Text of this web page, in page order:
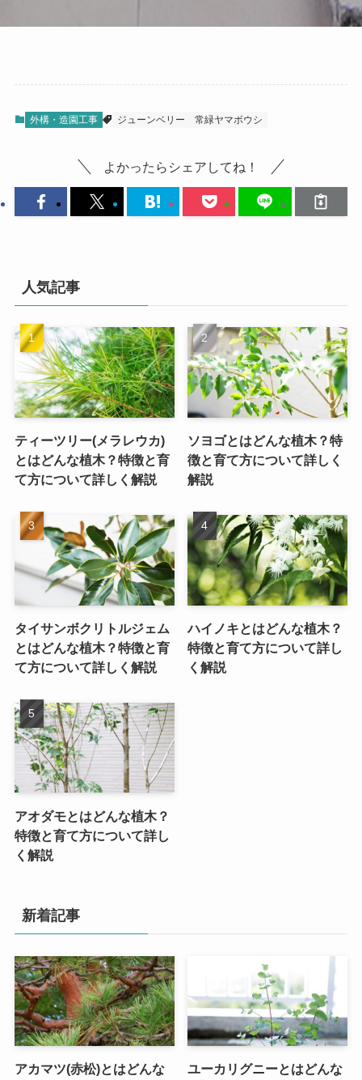
外構・造園工事 ジューンベリー 常緑ヤマボウシ
よかったらシェアしてね！
人気記事
ティーツリー(メラレウカ)
とはどんな植木？特徴と育
て方について詳しく解説
ソヨゴとはどんな植木？特
徴と育て方について詳しく
解説
タイサンボクリトルジェム
とはどんな植木？特徴と育
て方について詳しく解説
ハイノキとはどんな植木？
特徴と育て方について詳し
く解説
アオダモとはどんな植木？
特徴と育て方について詳し
く解説
新着記事
アカマツ(赤松)とはどんな
ユーカリグニーとはどんな